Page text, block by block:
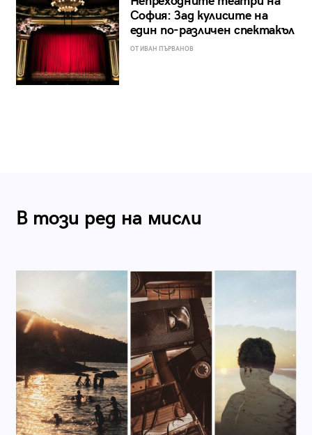
София: Зад кулисите на
един по-различен спектакъл
ОТ ИВАН ПЪРВАНОВ
В този ред на мисли